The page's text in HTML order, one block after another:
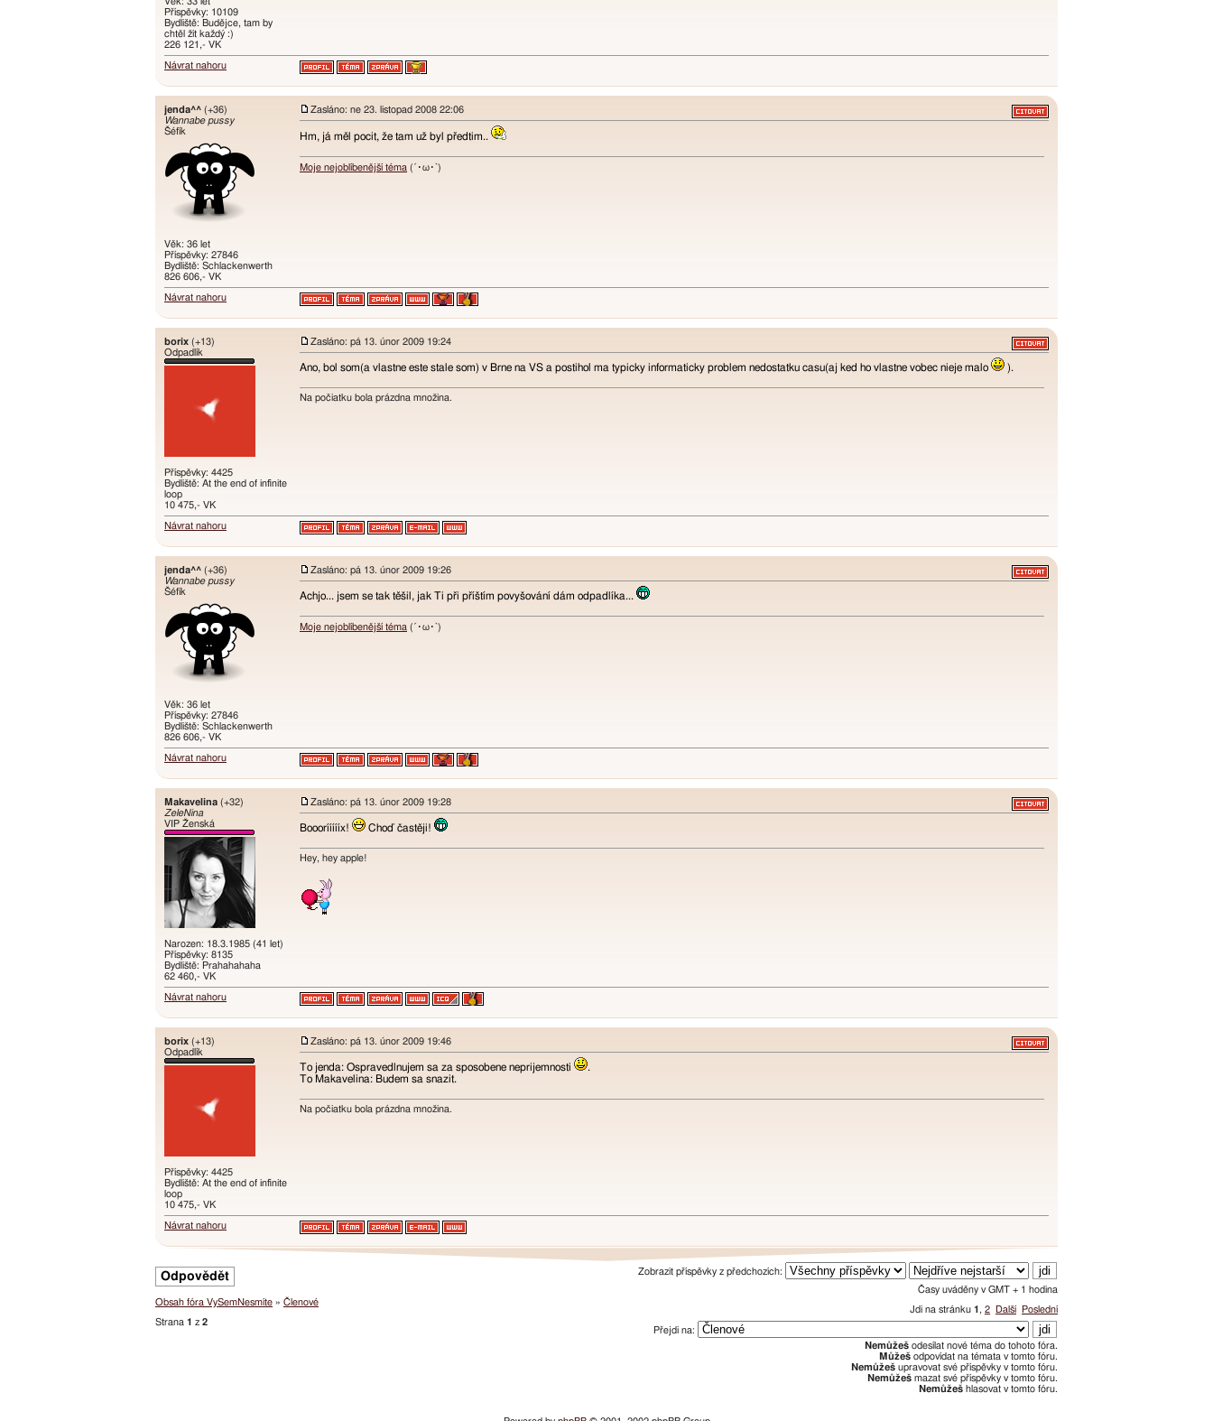
Příspěvky: 10109
Bydliště: Budějce, tam by
chtěl žít každý :)
226 121,- VK
Návrat nahoru
jenda^^ (+36)
Wannabe pussy
Šéfík
Věk: 36 let
Příspěvky: 27846
Bydliště: Schlackenwerth
826 606,- VK
Zasláno: ne 23. listopad 2008 22:06
Hm, já měl pocit, že tam už byl předtim..
Moje nejoblíbenější téma (´･ω･`)
Návrat nahoru
borix (+13)
Odpadlík
Příspěvky: 4425
Bydliště: At the end of infinite
loop
10 475,- VK
Zasláno: pá 13. únor 2009 19:24
Ano, bol som(a vlastne este stale som) v Brne na VS a postihol ma typicky informaticky problem nedostatku casu(aj ked ho vlastne vobec nieje malo ).
Na počiatku bola prázdna množina.
Návrat nahoru
jenda^^ (+36)
Wannabe pussy
Šéfík
Věk: 36 let
Příspěvky: 27846
Bydliště: Schlackenwerth
826 606,- VK
Zasláno: pá 13. únor 2009 19:26
Achjo... jsem se tak těšil, jak Ti při příštím povyšování dám odpadlíka...
Moje nejoblíbenější téma (´･ω･`)
Návrat nahoru
Makavelina (+32)
ZeleNina
VIP Ženská
Narozen: 18.3.1985 (41 let)
Příspěvky: 8135
Bydliště: Prahahahaha
62 460,- VK
Zasláno: pá 13. únor 2009 19:28
Boooríííííx! Choď častěji!
Hey, hey apple!
Návrat nahoru
borix (+13)
Odpadlík
Příspěvky: 4425
Bydliště: At the end of infinite
loop
10 475,- VK
Zasláno: pá 13. únor 2009 19:46
To jenda: Ospravedlnujem sa za sposobene neprijemnosti
.
To Makavelina: Budem sa snazit.
Na počiatku bola prázdna množina.
Návrat nahoru
Zobrazit příspěvky z předchozích:
Časy uváděny v GMT + 1 hodina
Jdi na stránku 1 , 2 Další Poslední
Přejdi na:
Nemůžeš odesílat nové téma do tohoto fóra.
Můžeš odpovídat na témata v tomto fóru.
Nemůžeš upravovat své příspěvky v tomto fóru.
Nemůžeš mazat své příspěvky v tomto fóru.
Nemůžeš hlasovat v tomto fóru.
Odpovědět
Obsah fóra VySemNesmíte » Členové
Strana 1 z 2